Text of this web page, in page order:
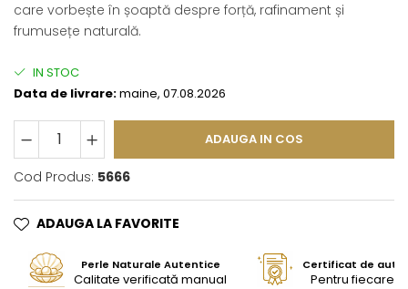
care vorbește în șoaptă despre forță, rafinament și
frumusețe naturală.
IN STOC
Data de livrare:maine, 07.08.2026
ADAUGA IN COS
Cod Produs: 5666
ADAUGA LA FAVORITE
Perle Naturale Autentice
Calitate verificată manual
Certificat de
Pentru fiecare